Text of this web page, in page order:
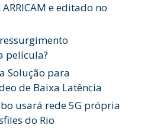
e editado no
película?
Solução para
de Baixa Latência
usará rede 5G própria
do Rio